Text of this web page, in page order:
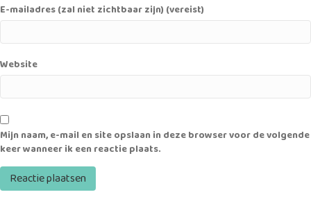
E-mailadres (zal niet zichtbaar zijn) (vereist)
Website
Mijn naam, e-mail en site opslaan in deze browser voor de volgende
keer wanneer ik een reactie plaats.